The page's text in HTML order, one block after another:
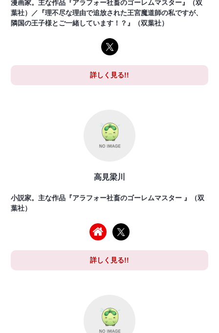
漫画家。主な作品『アラフォー社畜のゴーレムマスター』（双
葉社）／『理不尽な理由で追放された王宮魔道師の私ですが、
隣国の王子様とご一緒しています！？』（双葉社）
詳しく見る!!
高見梁川
小説家。主な作品『アラフォー社畜のゴーレムマスター 』（双
葉社）
詳しく見る!!